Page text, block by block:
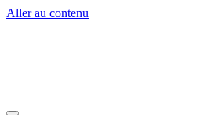
Aller au contenu